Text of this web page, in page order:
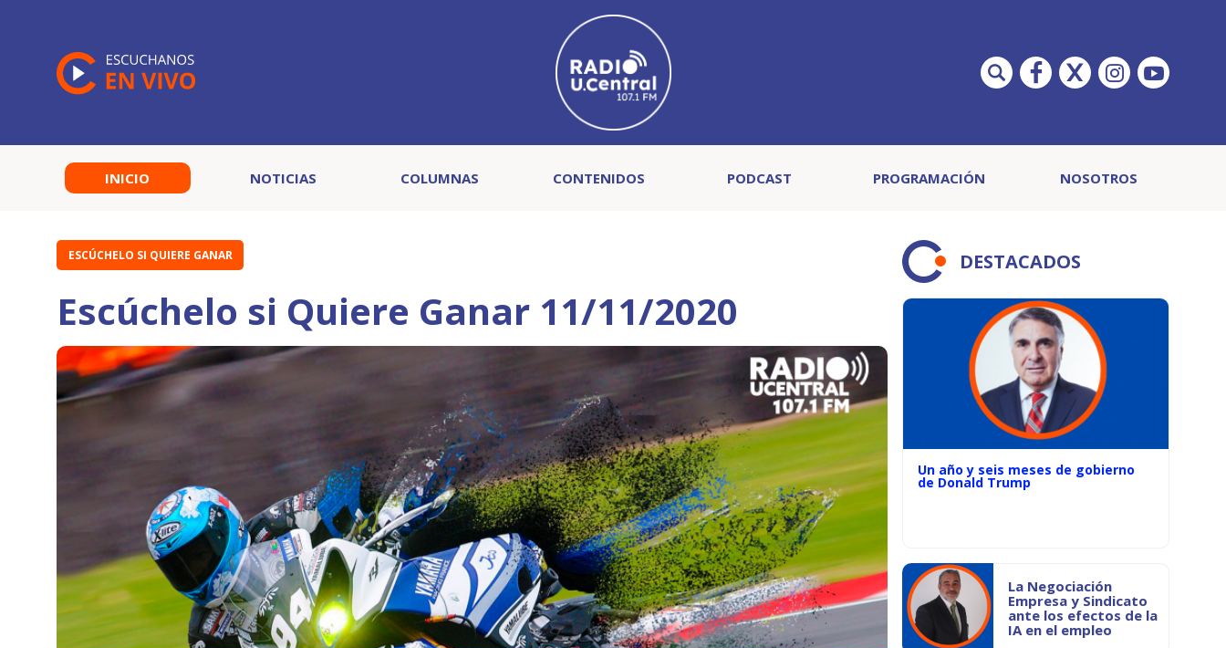
INICIO NOTICIAS COLUMNAS CONTENIDOS PODCAST PROGRAMACIÓN NOSOTROS
ESCÚCHELO SI QUIERE GANAR
Escúchelo si Quiere Ganar 11/11/2020
DESTACADOS
Un año y seis meses de gobierno
de Donald Trump
La Negociación
Empresa y Sindicato
ante los efectos de la
IA en el empleo